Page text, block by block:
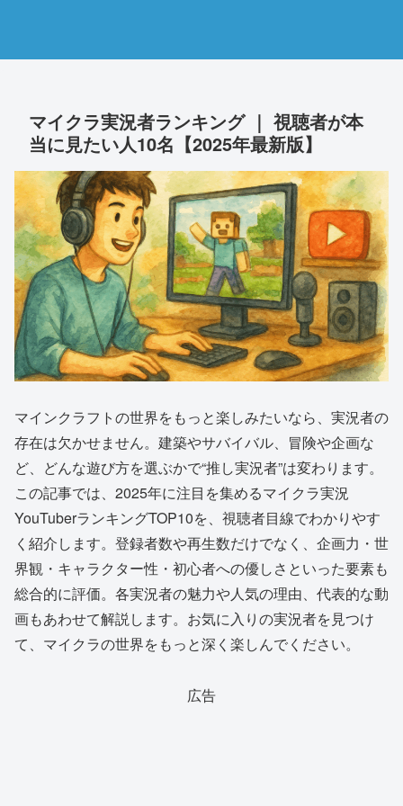
マイクラ実況者ランキング ｜ 視聴者が本
当に見たい人10名【2025年最新版】
マインクラフトの世界をもっと楽しみたいなら、実況者の
存在は欠かせません。建築やサバイバル、冒険や企画な
ど、どんな遊び方を選ぶかで“推し実況者”は変わります。
この記事では、2025年に注目を集めるマイクラ実況
YouTuberランキングTOP10を、視聴者目線でわかりやす
く紹介します。登録者数や再生数だけでなく、企画力・世
界観・キャラクター性・初心者への優しさといった要素も
総合的に評価。各実況者の魅力や人気の理由、代表的な動
画もあわせて解説します。お気に入りの実況者を見つけ
て、マイクラの世界をもっと深く楽しんでください。
広告